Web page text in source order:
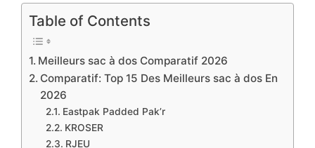
Table of Contents
Meilleurs sac à dos Comparatif ​2026
Comparatif: Top 15 Des Meilleurs sac à dos En
​2026
​Eastpak Padded Pak’r
​KROSER
​RJEU